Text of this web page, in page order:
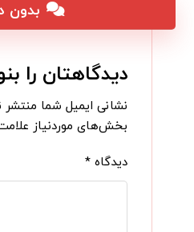
بدون
دیدگاهتان را
نشانی ایمیل شما
بخش‌های موردنیاز
دیدگاه*